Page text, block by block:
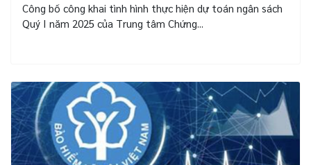
Công bố công khai tình hình thực hiện dự toán ngân sách
Quý I năm 2025 của Trung tâm Chứng...